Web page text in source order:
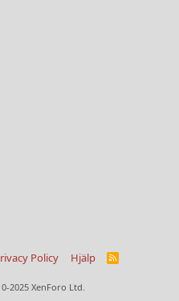
Policy Hjälp
R
2025 XenForo Ltd.